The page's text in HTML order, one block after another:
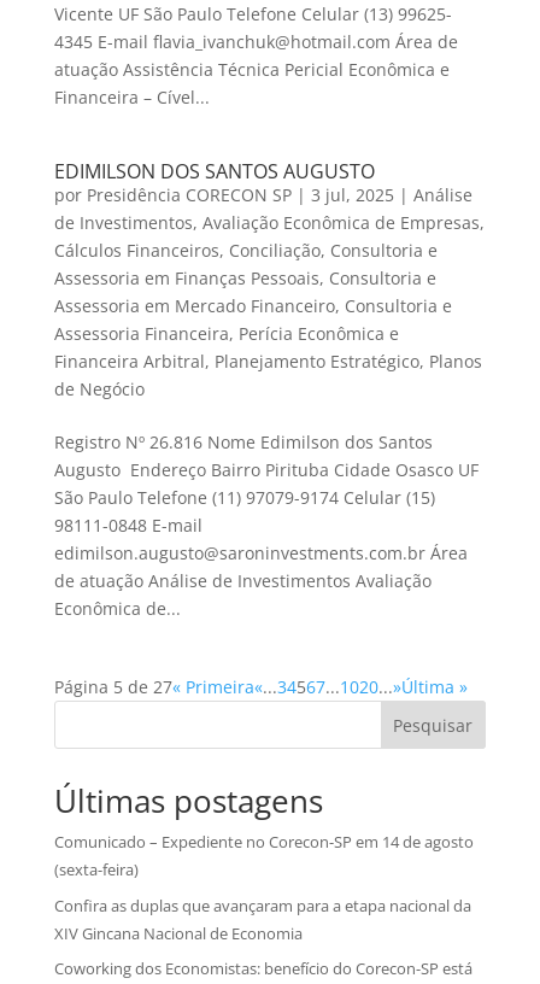
Vicente UF São Paulo Telefone Celular (13) 99625-
4345 E-mail flavia_ivanchuk@hotmail.com Área de
atuação Assistência Técnica Pericial Econômica e
Financeira – Cível...
EDIMILSON DOS SANTOS AUGUSTO
por Presidência CORECON SP| 3 jul, 2025| Análise
de Investimentos, Avaliação Econômica de Empresas,
Cálculos Financeiros, Conciliação, Consultoria e
Assessoria em Finanças Pessoais, Consultoria e
Assessoria em Mercado Financeiro, Consultoria e
Assessoria Financeira, Perícia Econômica e
Financeira Arbitral, Planejamento Estratégico, Planos
de Negócio
Registro Nº 26.816 Nome Edimilson dos Santos
Augusto Endereço Bairro Pirituba Cidade Osasco UF
São Paulo Telefone (11) 97079-9174 Celular (15)
98111-0848 E-mail
edimilson.augusto@saroninvestments.com.br Área
de atuação Análise de Investimentos Avaliação
Econômica de...
Página 5 de 27« Primeira«...34567...1020...»Última »
Pesquisar
Últimas postagens
Comunicado – Expediente no Corecon-SP em 14 de agosto
(sexta-feira)
Confira as duplas que avançaram para a etapa nacional da
XIV Gincana Nacional de Economia
Coworking dos Economistas: benefício do Corecon-SP está